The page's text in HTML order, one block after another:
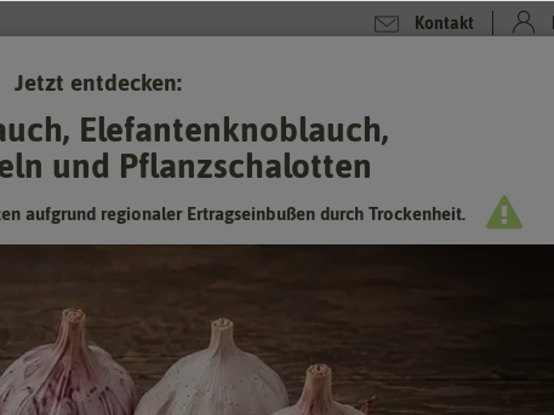
Kontakt
8,79 €
(500
2027]
Jetzt entdecken:
Elefantenknoblauch,
und Pflanzschalotten
aufgrund regionaler Ertragseinbußen durch Trockenheit.